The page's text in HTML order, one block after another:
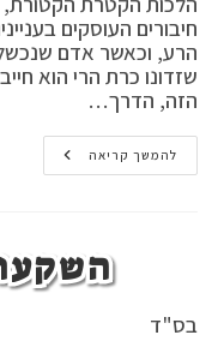
חיבורים העוסקים
הרע, וכאשר אדם
שזדונו כרת הרי הוא
הזה, הדרך…
להמשך קריאה במעלת
לימוד
בס"ד